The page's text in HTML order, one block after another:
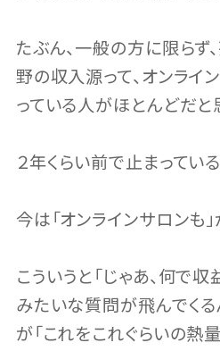
たぶん、一般の方に限らず
野の収入源って、オンライ
っている人がほとんどだと
２年くらい前で止まっている
今は「オンラインサロンも」
こういうと「じゃあ、何で
みたいな質問が飛んでくる
が「これをこれぐらいの熱